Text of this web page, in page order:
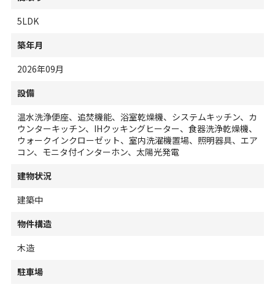
5LDK
築年月
2026年09月
設備
温水洗浄便座、追焚機能、浴室乾燥機、システムキッチン、カ
ウンターキッチン、IHクッキングヒーター、食器洗浄乾燥機、
ウォークインクローゼット、室内洗濯機置場、照明器具、エア
コン、モニタ付インターホン、太陽光発電
建物状況
建築中
物件構造
木造
駐車場